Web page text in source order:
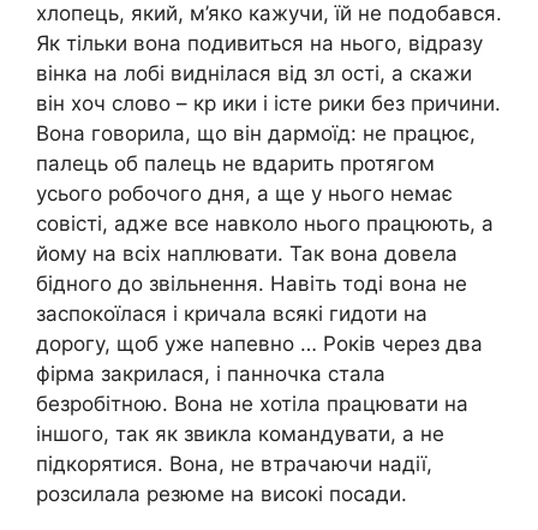
хлопець, який, м’яко кажучи, їй не подобався.
Як тільки вона подивиться на нього, відразу
вінка на лобі виднілася від зл ості, а скажи
він хоч слово – кр ики і істе рики без причини.
Вона говорила, що він дармоїд: не працює,
палець об палець не вдарить протягом
усього робочого дня, а ще у нього немає
совісті, адже все навколо нього працюють, а
йому на всіх наплювати. Так вона довела
бідного до звільнення. Навіть тоді вона не
заспокоїлася і кричала всякі гидоти на
дорогу, щоб уже напевно … Років через два
фірма закрилася, і панночка стала
безробітною. Вона не хотіла працювати на
іншого, так як звикла командувати, а не
підкорятися. Вона, не втрачаючи надії,
розсилала резюме на високі посади.